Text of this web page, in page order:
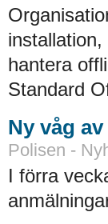
hantera
Standard
Ny våg
Polisen -
I förra